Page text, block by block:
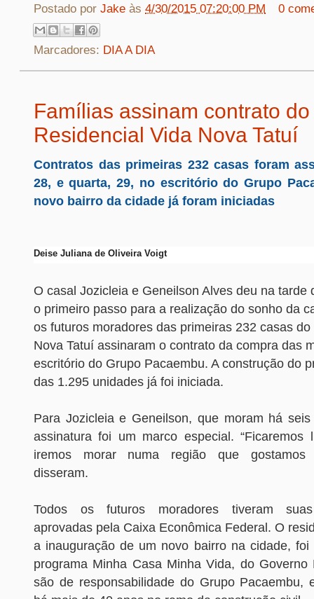
Postado por Jake às 4/30/2015 07:20:00 PM 0
Marcadores: DIA A DIA
Famílias assinam contrato do
Residencial Vida Nova Tatuí
Contratos das primeiras 232 casas foram
28, e quarta, 29, no escritório do Grupo
novo bairro da cidade já foram iniciadas
Deise Juliana de Oliveira Voigt
O casal Jozicleia e Geneilson Alves deu na tarde
o primeiro passo para a realização do sonho da
os futuros moradores das primeiras 232 casas
Nova Tatuí assinaram o contrato da compra das
escritório do Grupo Pacaembu. A construção do
das 1.295 unidades já foi iniciada.
Para Jozicleia e Geneilson, que moram há
assinatura foi um marco especial. “Ficaremos
iremos morar numa região que gostamos
disseram.
Todos os futuros moradores tiveram suas
aprovadas pela Caixa Econômica Federal. O
a inauguração de um novo bairro na cidade, foi
programa Minha Casa Minha Vida, do Governo
são de responsabilidade do Grupo Pacaembu,